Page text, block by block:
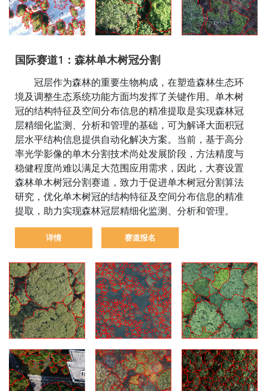
国际赛道1：森林单木树冠分割
冠层作为森林的重要生物构成，在塑造森林生态环
境及调整生态系统功能方面均发挥了关键作用。单木树
冠的结构特征及空间分布信息的精准提取是实现森林冠
层精细化监测、分析和管理的基础，可为解译大面积冠
层水平结构信息提供自动化解决方案。当前，基于高分
率光学影像的单木分割技术尚处发展阶段，方法精度与
稳健程度尚难以满足大范围应用需求，因此，大赛设置
森林单木树冠分割赛道，致力于促进单木树冠分割算法
研究，优化单木树冠的结构特征及空间分布信息的精准
提取，助力实现森林冠层精细化监测、分析和管理。
详情 赛道报名